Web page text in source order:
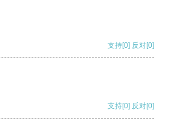
支持[0] 反对[0]
支持[0] 反对[0]